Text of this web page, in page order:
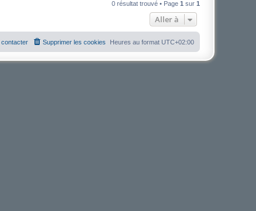
0 résultat trouvé • Page 1 sur 1
Aller à
Heures au format UTC+02:00
Supprimer les cookies
contacter